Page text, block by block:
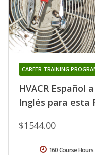
HVACR Español
Inglés para esta
CAREER TRAINING
$1544.00
160 Course Hours